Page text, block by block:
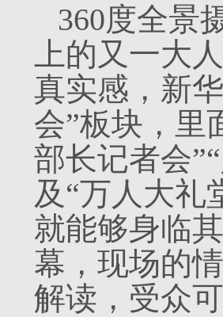
360度全景
上的又一大
真实感，新
会”板块，里
部长记者会
及“万人大礼
就能够身临
幕，现场的
解读，受众